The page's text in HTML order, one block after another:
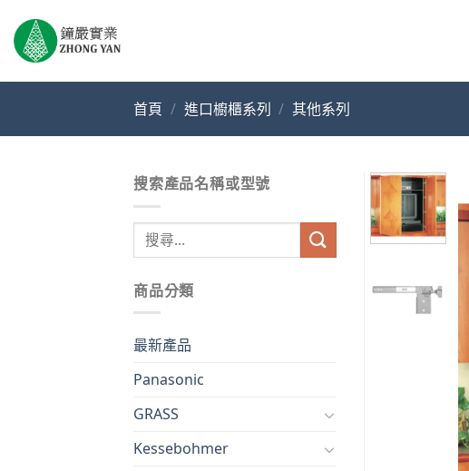
content
首頁 / 進口櫥櫃系列 / 其他系列
搜索產品名稱或型號
鍵
字:
商品分類
最新產品
Panasonic
GRASS
Kessebohmer